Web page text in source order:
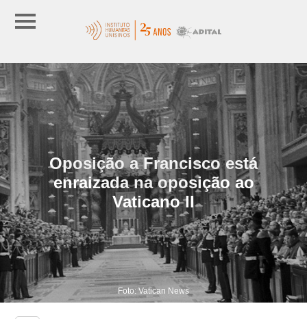
Oposição a Francisco está
enraizada na oposição ao
Vaticano II
Foto: Vatican News